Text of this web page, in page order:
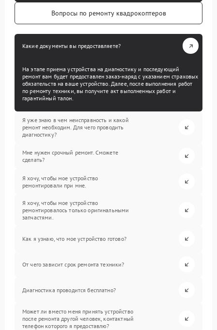
Вопросы по ремонту квадрокоптеров
Какие документы вы предоставляете?
На этапе приема устройства на диагностику и последующий
ремонт вам будет предоставлен заказ-наряд с указанием страховых
обязательств на ваше устройство. Далее, после выполнения работ
по ремонту техники, вы получите акт выполненных работ и
гарантийный талон.
Я уже знаю в чем неисправность и какой
ремонт необходим. Для чего проводить
диагностику?
Мне нужен срочный ремонт. Сможете
сделать?
Я хочу, чтобы мое устройство
ремонтировали при мне.
Я хочу, чтобы мое устройство
ремонтировалось только оригинальными
запчастями.
Как я узнаю, что мое устройство готово?
От чего зависит срок ремонта техники?
Диагностика проводится бесплатно?
Может ли вместо меня принять устройство
после ремонта другой человек, контактный
телефон которого я предоставлю?